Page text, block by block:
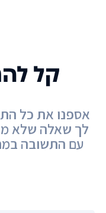
קל
אספנו את כל
לך שאלה שלא
עם התשובה